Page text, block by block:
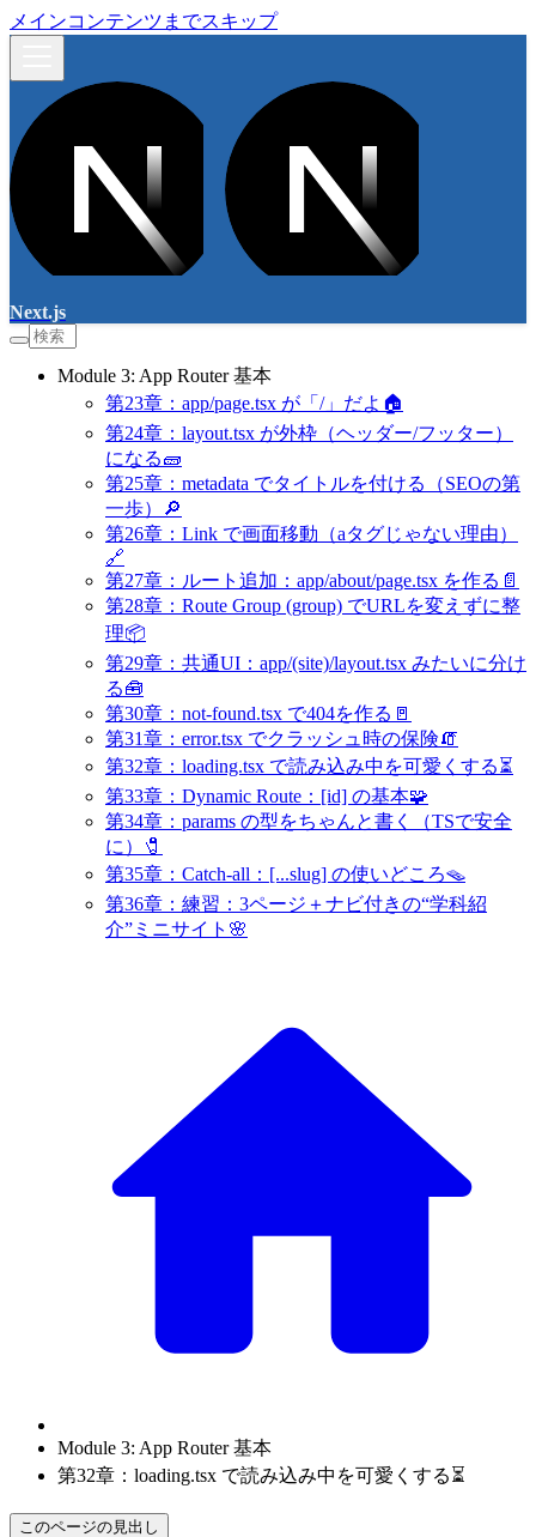
メインコンテンツまでスキップ
Next.js
Module 3: App Router 基本
第23章：app/page.tsx が「/」だよ🏠
第24章：layout.tsx が外枠（ヘッダー/フッター）
になる🧱
第25章：metadata でタイトルを付ける（SEOの第
一歩）🔎
第26章：Link で画面移動（aタグじゃない理由）
🔗
第27章：ルート追加：app/about/page.tsx を作る📄
第28章：Route Group (group) でURLを変えずに整
理📦
第29章：共通UI：app/(site)/layout.tsx みたいに分け
る🧰
第30章：not-found.tsx で404を作る🚪
第31章：error.tsx でクラッシュ時の保険🧯
第32章：loading.tsx で読み込み中を可愛くする⏳
第33章：Dynamic Route：[id] の基本🧩
第34章：params の型をちゃんと書く（TSで安全
に）🧷
第35章：Catch-all：[...slug] の使いどころ🪤
第36章：練習：3ページ＋ナビ付きの“学科紹
介”ミニサイト🌸
Module 3: App Router 基本
第32章：loading.tsx で読み込み中を可愛くする⏳
このページの見出し